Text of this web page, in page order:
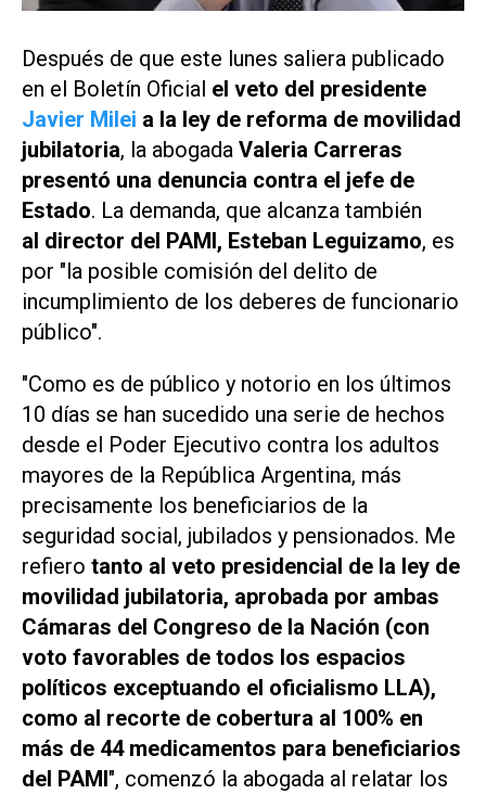
Después de que este lunes saliera publicado
en el Boletín Oficial el veto del presidente
Javier Milei a la ley de reforma de movilidad
jubilatoria, la abogada Valeria Carreras
presentó una denuncia contra el jefe de
Estado. La demanda, que alcanza también
al director del PAMI, Esteban Leguizamo, es
por "la posible comisión del delito de
incumplimiento de los deberes de funcionario
público".
"Como es de público y notorio en los últimos
10 días se han sucedido una serie de hechos
desde el Poder Ejecutivo contra los adultos
mayores de la República Argentina, más
precisamente los beneficiarios de la
seguridad social, jubilados y pensionados. Me
refiero tanto al veto presidencial de la ley de
movilidad jubilatoria, aprobada por ambas
Cámaras del Congreso de la Nación (con
voto favorables de todos los espacios
políticos exceptuando el oficialismo LLA),
como al recorte de cobertura al 100% en
más de 44 medicamentos para beneficiarios
del PAMI", comenzó la abogada al relatar los